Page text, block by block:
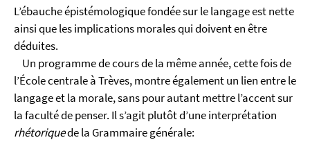
L’ébauche épistémologique fondée sur le langage est nette
ainsi que les implications morales qui doivent en être
déduites.
Un programme de cours de la même année, cette fois de
l’École centrale à Trèves, montre également un lien entre le
langage et la morale, sans pour autant mettre l’accent sur
la faculté de penser. Il s’agit plutôt d’une interprétation
rhétoriquede la Grammaire générale: